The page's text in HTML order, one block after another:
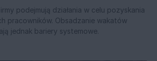
podejmują działania w celu pozyskania
pracowników. Obsadzanie wakatów
jednak bariery systemowe.